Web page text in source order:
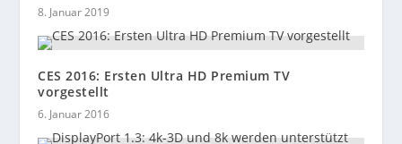
8. Januar 2019
CES 2016: Ersten Ultra HD Premium TV
vorgestellt
6. Januar 2016